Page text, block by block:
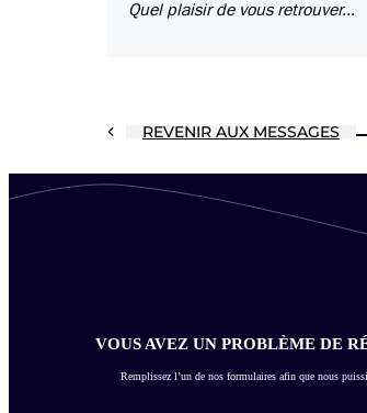
Quel plaisir de vous retrouver...
REVENIR AUX MESSAGES
VOUS AVEZ UN PROBLÈME DE
Remplissez l’un de nos formulaires afin que nous